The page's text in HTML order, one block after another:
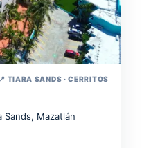
↗
📍 TIARA SANDS · CERRITOS
Sands, Mazatlán